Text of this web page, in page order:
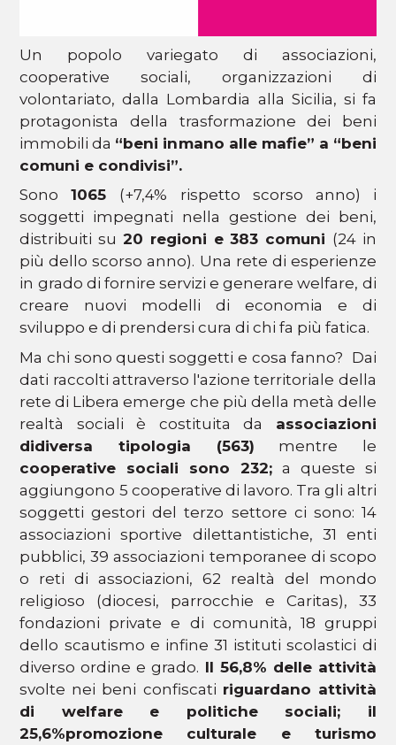
Un popolo variegato di associazioni,
cooperative sociali, organizzazioni di
volontariato, dalla Lombardia alla Sicilia, si fa
protagonista della trasformazione dei beni
immobili da “beni inmano alle mafie” a “beni
comuni e condivisi”.
Sono1065 (+7,4% rispetto scorso anno) i
soggetti impegnati nella gestione dei beni,
distribuiti su 20 regioni e 383 comuni (24 in
più dello scorso anno). Una rete di esperienze
in grado di fornire servizi e generare welfare, di
creare nuovi modelli di economia e di
sviluppo e di prendersi cura di chi fa più fatica.
Ma chi sono questi soggetti e cosa fanno? Dai
dati raccolti attraverso l'azione territoriale della
rete di Libera emerge che più della metà delle
realtà sociali è costituita da associazioni
didiversa tipologia (563) mentre le
cooperative sociali sono 232; a queste si
aggiungono 5 cooperative di lavoro. Tra gli altri
soggetti gestori del terzo settore ci sono: 14
associazioni sportive dilettantistiche, 31 enti
pubblici, 39 associazioni temporanee di scopo
o reti di associazioni, 62 realtà del mondo
religioso (diocesi, parrocchie e Caritas), 33
fondazioni private e di comunità, 18 gruppi
dello scautismo e infine 31 istituti scolastici di
diverso ordine e grado. Il 56,8% delle attività
svolte nei beni confiscati riguardano attività
di welfare e politiche sociali; il
25,6%promozione culturale e turismo